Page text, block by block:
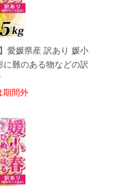
愛媛県産 訳あり 媛小
難のある物などの訳
期間外